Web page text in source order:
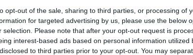
opt-out of the sale, sharing to third parties, or processing of
for targeted advertising by us, please use the below
selection. Please note that after your opt-out request is
interest-based ads based on personal information utilized
to third parties prior to your opt-out. You may
Berlino. Conoscete qualche Camping nella zona di